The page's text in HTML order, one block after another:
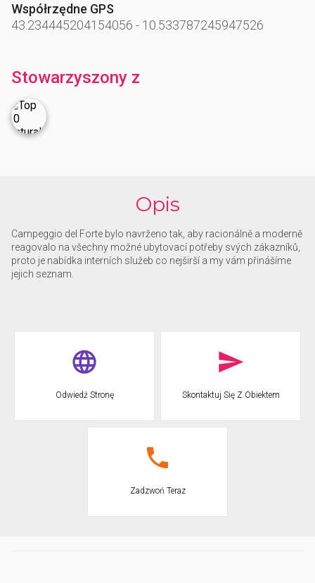
Współrzędne GPS
43.234445204154056 - 10.533787245947526
Stowarzyszony z
Opis
Campeggio del Forte bylo navrženo tak, aby racionálně a moderně
reagovalo na všechny možné ubytovací potřeby svých zákazníků,
proto je nabídka interních služeb co nejširší a my vám přinášíme
jejich seznam.
- Zmrzlinový bar
- Úschovna karavanu
- sprcha, mytí nohou a umyvadlo s teplou a studenou vodou
- dokonale zařízené mobilní domy a apartmány
Odwiedź Stronę Skontaktuj Się Z Obiektem
Zadzwoń Teraz